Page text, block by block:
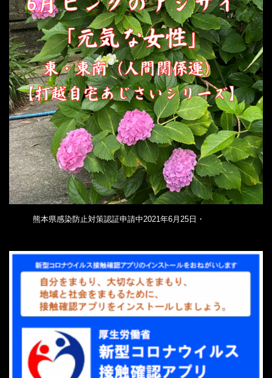
熊本県感染防止対策認証申請中2021年6月25日・